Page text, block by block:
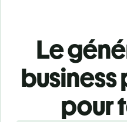
Le
business
pour